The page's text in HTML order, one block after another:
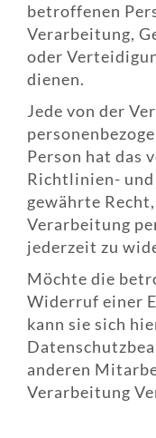
betroffenen
Verarbeitung,
oder
dienen.
Jede von der
Person hat das
Richtlinien-
gewährte
Verarbeitung
jederzeit zu
Möchte die
Widerruf einer
kann sie sich
anderen
Verarbeitung